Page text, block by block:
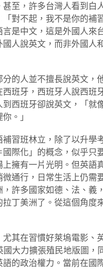
至，許多台灣人看到白
對不起，我不是你的補
是中文，這是外國人來
人說英文，而非外國人
的人並不擅長說英文，
班牙，西班牙人說西班
西班牙卻說英文，「就
。」
習班林立，除了以升學
際化」的概念，似乎只
擁有一片光明。但英語
通行，日常生活上仍需
許多國家如德、法、義
丁美洲了。從這個角度
其在習慣好萊塢電影、
大力擴張殖民地版圖，
的政治權力。當前在國